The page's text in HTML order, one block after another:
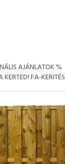
AJÁNLATOK %
KERTED! FA-KERITÉS